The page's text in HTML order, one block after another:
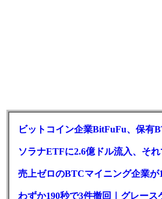
しかし、Coincheck NFTの場合は、NFTの
ン上に記録しないオフチェーンを採用し
料）を支払うことなくNFTを売買するこ
問題視されていました。ただ、Coincheck
となくNFTの取引を行えるので、問題解